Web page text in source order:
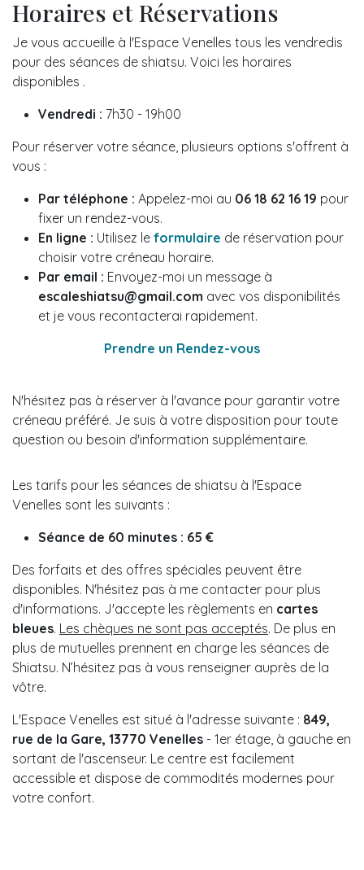
Horaires et Réservations
Je vous accueille à l'Espace Venelles tous les vendredis
pour des séances de shiatsu. Voici les horaires
disponibles .
Vendredi : 7h30 - 19h00
Pour réserver votre séance, plusieurs options s'offrent à
vous :
Par téléphone : Appelez-moi au 06 18 62 16 19 pour
fixer un rendez-vous.
En ligne : Utilisez le formulaire de réservation pour
choisir votre créneau horaire.
Par email : Envoyez-moi un message à
escaleshiatsu@gmail.com avec vos disponibilités
et je vous recontacterai rapidement.
Prendre un Rendez-vous
N'hésitez pas à réserver à l'avance pour garantir votre
créneau préféré. Je suis à votre disposition pour toute
question ou besoin d'information supplémentaire.
Les tarifs pour les séances de shiatsu à l'Espace
Venelles sont les suivants :
Séance de 60 minutes : 65 €
Des forfaits et des offres spéciales peuvent être
disponibles. N'hésitez pas à me contacter pour plus
d'informations. J'accepte les règlements en cartes
bleues. Les chèques ne sont pas acceptés. De plus en
plus de mutuelles prennent en charge les séances de
Shiatsu. N’hésitez pas à vous renseigner auprès de la
vôtre.
L'Espace Venelles est situé à l'adresse suivante : 849,
rue de la Gare, 13770 Venelles - 1er étage, à gauche en
sortant de l'ascenseur. Le centre est facilement
accessible et dispose de commodités modernes pour
votre confort.